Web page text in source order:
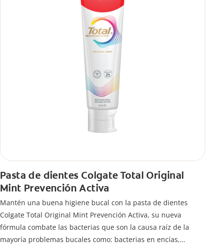
Pasta de dientes Colgate Total Original
Mint Prevención Activa
Mantén una buena higiene bucal con la pasta de dientes
Colgate Total Original Mint Prevención Activa, su nueva
fórmula combate las bacterias que son la causa raíz de la
mayoría problemas bucales como: bacterias en encías,